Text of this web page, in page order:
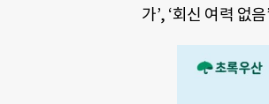
가’, ‘회신 여력 없